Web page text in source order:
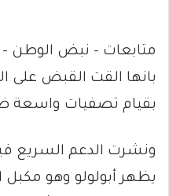
متابعات – نبض الوطن
بانها القت القبض على
بقيام تصفيات واسعة
ونشرت الدعم السريع
يظهر أبولولو وهو مكبل